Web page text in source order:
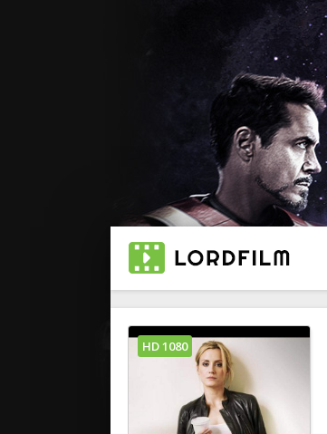
HD 1080